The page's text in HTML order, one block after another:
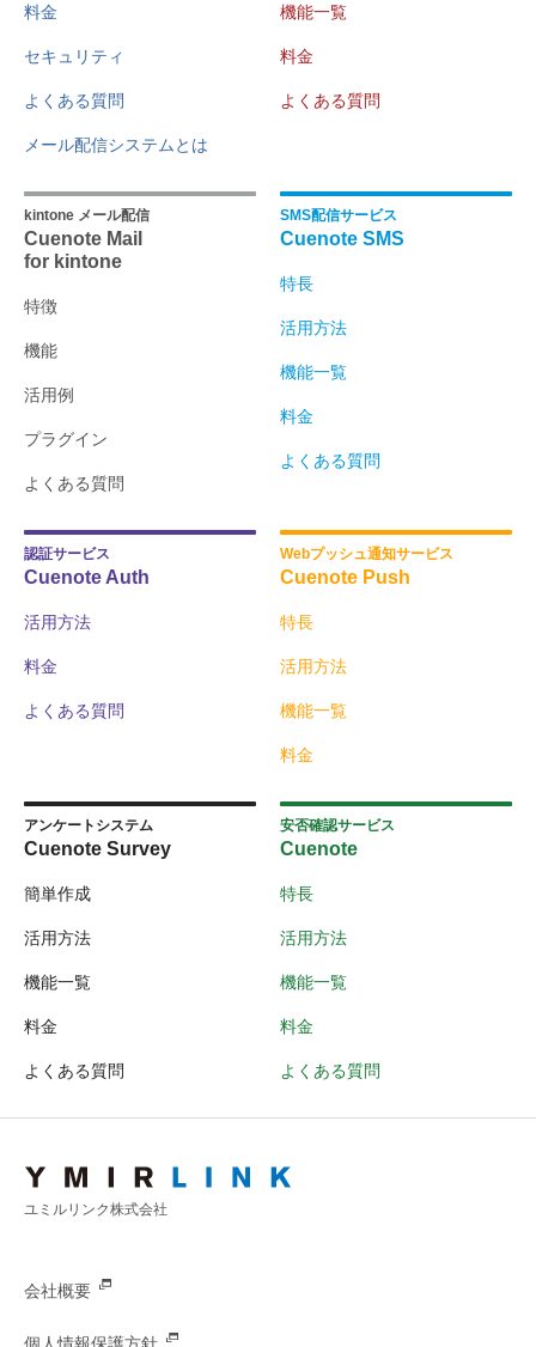
料金
セキュリティ
よくある質問
メール配信システムとは
機能一覧
料金
よくある質問
kintone メール配信
Cuenote Mail
for kintone
特徴
機能
活用例
プラグイン
よくある質問
SMS配信サービス
Cuenote SMS
特長
活用方法
機能一覧
料金
よくある質問
認証サービス
Cuenote Auth
活用方法
料金
よくある質問
Webプッシュ通知サービス
Cuenote Push
特長
活用方法
機能一覧
料金
アンケートシステム
Cuenote Survey
簡単作成
活用方法
機能一覧
料金
よくある質問
安否確認サービス
Cuenote
特長
活用方法
機能一覧
料金
よくある質問
ユミルリンク株式会社
会社概要